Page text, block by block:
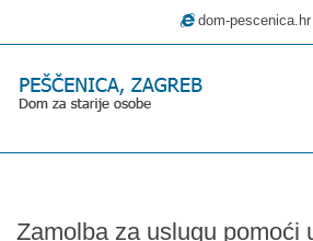
uslugu
pomoći
dom-pescenica.hr
Zamolba za uslugu pomoći